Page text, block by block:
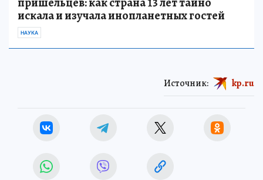
искала и изучала инопланетных гостей
НАУКА
Источник: kp.ru